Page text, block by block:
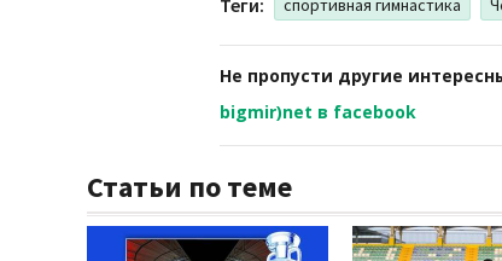
спортивная гимнастика
Не пропусти другие
bigmir)net в facebook
Статьи по теме